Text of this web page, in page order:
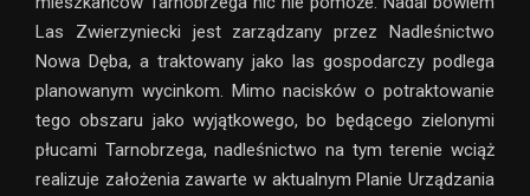
Las Zwierzyniecki jest zarządzany przez Nadleśnictwo
Nowa Dęba, a traktowany jako las gospodarczy podlega
planowanym wycinkom. Mimo nacisków o potraktowanie
tego obszaru jako wyjątkowego, bo będącego zielonymi
płucami Tarnobrzega, nadleśnictwo na tym terenie wciąż
realizuje założenia zawarte w aktualnym Planie Urządzania